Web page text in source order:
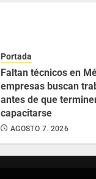
Portada
Faltan técnicos en
empresas buscan
antes de que
capacitarse
AGOSTO 7, 2026